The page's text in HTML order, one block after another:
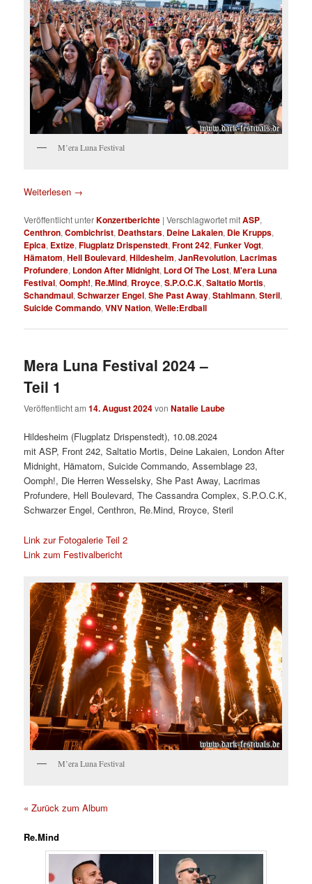
M’era Luna Festival
Weiterlesen →
Veröffentlicht unterKonzertberichte |Verschlagwortet mitASP,
Centhron,Combichrist, Deathstars, Deine Lakaien, Die Krupps,
Epica, Extize,Flugplatz Drispenstedt,Front 242,Funker Vogt,
Hämatom,Hell Boulevard,Hildesheim,JanRevolution, Lacrimas
Profundere, London After Midnight, Lord Of The Lost,M'era Luna
Festival,Oomph!, Re.Mind, Rroyce,S.P.O.C.K,Saltatio Mortis,
Schandmaul,Schwarzer Engel,She Past Away,Stahlmann,Steril,
Suicide Commando,VNV Nation,Welle:Erdball
Mera Luna Festival 2024 –
Teil 1
Veröffentlicht am14. August 2024vonNatalie Laube
Hildesheim (Flugplatz Drispenstedt), 10.08.2024
mit ASP, Front 242, Saltatio Mortis, Deine Lakaien, London After
Midnight, Hämatom, Suicide Commando, Assemblage 23,
Oomph!, Die Herren Wesselsky, She Past Away, Lacrimas
Profundere, Hell Boulevard, The Cassandra Complex, S.P.O.C.K,
Schwarzer Engel, Centhron, Re.Mind, Rroyce, Steril
Link zur Fotogalerie Teil 2
Link zum Festivalbericht
M’era Luna Festival
« Zurück zum Album
Re.Mind